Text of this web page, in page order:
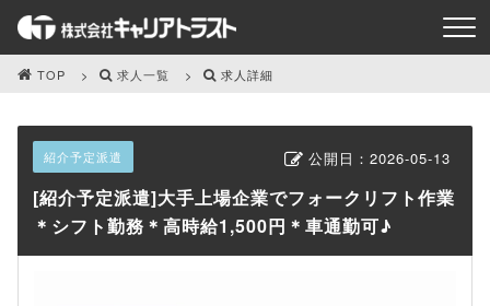
TOP 求人一覧 求人詳細
公開日：2026-05-13
紹介予定派遣
[紹介予定派遣]大手上場企業でフォークリフト作業
＊シフト勤務＊高時給1,500円＊車通勤可♪